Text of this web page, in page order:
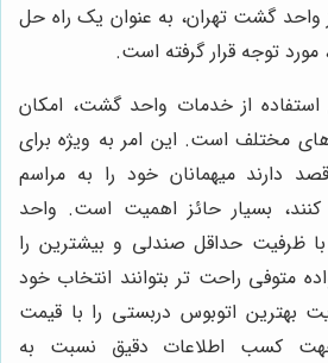
واحد گشت تهران، به عنوان یک راه حل
توجه قرار گرفته است.
استفاده از خدمات واحد گشت، امکان
مختلف است. این امر به ویژه برای
دارند میهمانان خود را به مراسم
بسیار حائز اهمیت است. واحد
ظرفیت حداقل صندلی و بیشترین را
متوفی راحت تر بتوانند انتخاب خود
بهترین اتوبوس دربستی را با قیمت
کسب اطلاعات دقیق نسبت به